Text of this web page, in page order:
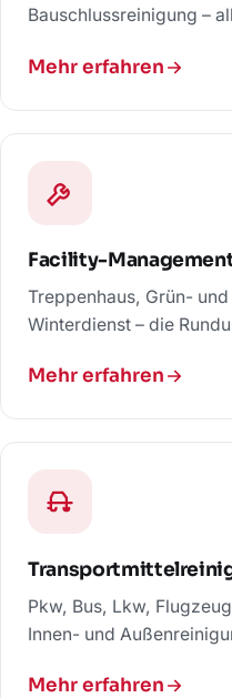
Bauschlussreinigung –
Mehr erfahren
Facility-
Treppenhaus, Grün-
Winterdienst – die
Mehr erfahren
Pkw, Bus, Lkw,
Innen- und
Mehr erfahren